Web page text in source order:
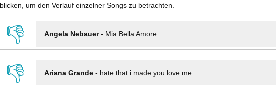
blicken, um den Verlauf einzelner Songs zu betrachten.
👎 Angela Nebauer- Mia Bella Amore
👎
Ariana Grande- hate that i made you love me